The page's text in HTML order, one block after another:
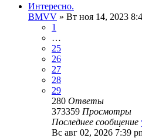
Интересно.
BMVV » Вт ноя 14, 2023
1
…
25
26
27
28
29
280 Ответы
373359 Просмотры
Последнее сообщение
Вс авг 02, 2026 7:39